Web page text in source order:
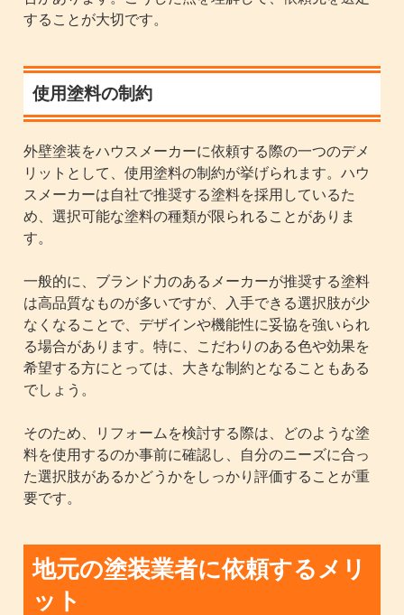
することが大切です。
使用塗料の制約
外壁塗装をハウスメーカーに依頼する際の一つのデメ
リットとして、使用塗料の制約が挙げられます。ハウ
スメーカーは自社で推奨する塗料を採用しているた
め、選択可能な塗料の種類が限られることがありま
す。
一般的に、ブランド力のあるメーカーが推奨する塗料
は高品質なものが多いですが、入手できる選択肢が少
なくなることで、デザインや機能性に妥協を強いられ
る場合があります。特に、こだわりのある色や効果を
希望する方にとっては、大きな制約となることもある
でしょう。
そのため、リフォームを検討する際は、どのような塗
料を使用するのか事前に確認し、自分のニーズに合っ
た選択肢があるかどうかをしっかり評価することが重
要です。
地元の塗装業者に依頼するメリ
ット